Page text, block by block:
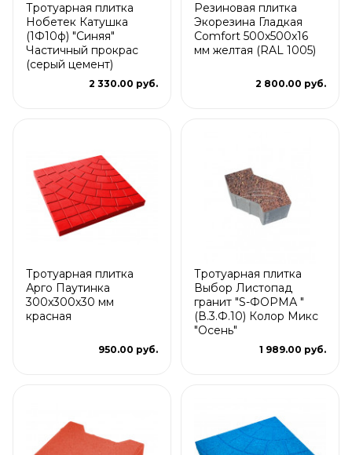
Тротуарная плитка
Нобетек Катушка
(1Ф10ф) "Синяя"
Частичный прокрас
(серый цемент)
2 330.00 руб.
Резиновая плитка
Экорезина Гладкая
Comfort 500x500x16
мм желтая (RAL 1005)
2 800.00 руб.
Тротуарная плитка
Арго Паутинка
300x300x30 мм
красная
950.00 руб.
Тротуарная плитка
Выбор Листопад
гранит "S-ФОРМА "
(В.3.Ф.10) Колор Микс
"Осень"
1 989.00 руб.